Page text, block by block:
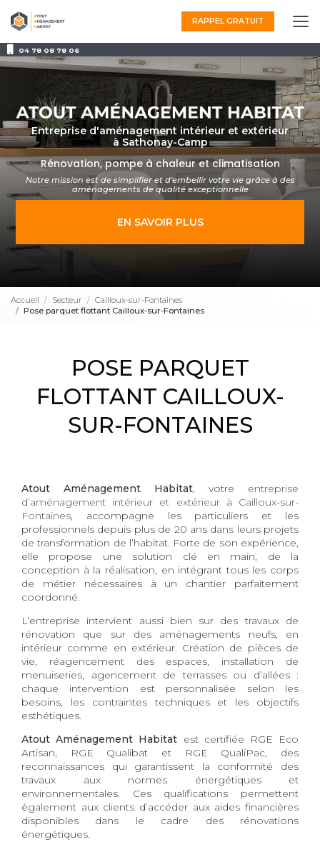
au
contenu
principal
04 78 08 78 06
RAPPEL GRATUIT
Entreprise d'aménagement intérieur et extérieur
à Sathonay-Camp
Rénovation, pompe à chaleur et climatisation
Notre mission est de simplifier et d'embellir votre vie grâce à des
aménagementsde qualité exceptionnelle
EN SAVOIR PLUS
Accueil Secteur
Cailloux-sur-Fontaines
Pose parquet flottant Cailloux-sur-Fontaines
POSE PARQUET
FLOTTANT CAILLOUX-
SUR-FONTAINES
Atout Aménagement Habitat, votre entreprise
d’aménagement intérieur et extérieur à Cailloux-sur-
Fontaines, accompagne les particuliers et les
professionnels depuis plus de 20 ans dans leurs projets
de transformation de l’habitat. Forte de son expérience,
elle propose une solution clé en main, de la
conception à la réalisation, en intégrant tous les corps
de métier nécessaires à un chantier parfaitement
coordonné.
L’entreprise intervient aussi bien sur des travaux de
rénovation que sur des aménagements neufs, en
intérieur comme en extérieur. Création de pièces de
vie, réagencement des espaces, installation de
menuiseries, agencement de terrasses ou d’allées :
chaque intervention est personnalisée selon les
besoins, les contraintes techniques et les objectifs
esthétiques.
Atout Aménagement Habitat est certifiée RGE Eco
Artisan, RGE Qualibat et RGE QualiPac, des
reconnaissances qui garantissent la conformité des
travaux aux normes énergétiques et
environnementales. Ces qualifications permettent
également aux clients d’accéder aux aides financières
disponibles dans le cadre des rénovations
énergétiques.